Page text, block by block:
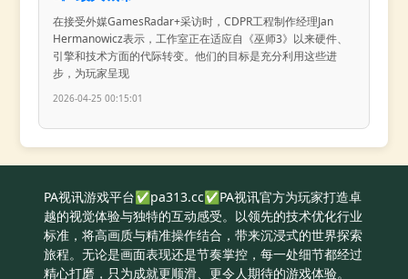
在接受外媒GamesRadar+采访时，CDPR工程制作经理Jan
Hermanowicz表示，工作室正在适应自《巫师3》以来硬件、
引擎和技术方面的代际转变。他们的目标是充分利用这些进
步，为玩家呈现
2026-04-25 00:15:01
PA视讯游戏平台✅pa313.cc✅PA视讯官方为玩家打造卓
越的视觉体验与独特的互动感受。以领先的技术优化行业
标准，将高画质与精准操作结合，带来沉浸式的世界探索
旅程。无论是画面表现还是节奏掌控，每一处细节都经过
精心打磨，只为成就更顺滑、更令人期待的游戏体验。